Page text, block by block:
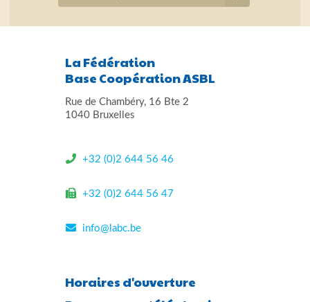
La Fédération
Base Coopération ASBL
Rue de Chambéry, 16 Bte 2
1040 Bruxelles
+32 (0)2 644 56 46
+32 (0)2 644 56 47
info@labc.be
Horaires d'ouverture